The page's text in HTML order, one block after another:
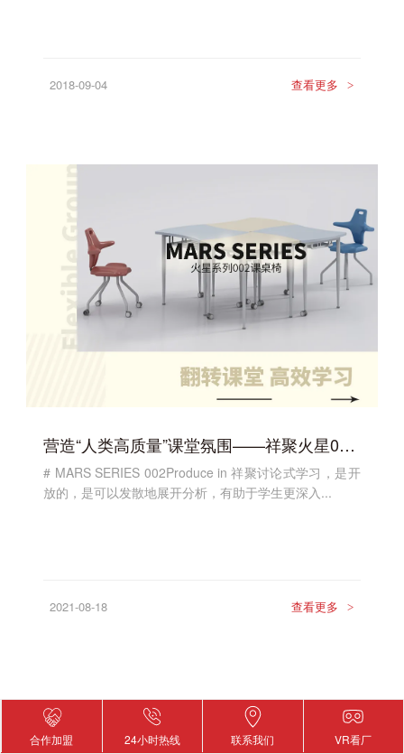
2018-09-04 查看更多 >
营造“人类高质量”课堂氛围——祥聚火星002系列课桌椅
# MARS SERIES 002Produce in 祥聚讨论式学习，是开
放的，是可以发散地展开分析，有助于学生更深入...
2021-08-18 查看更多 >
合作加盟 24小时热线 联系我们 VR看厂